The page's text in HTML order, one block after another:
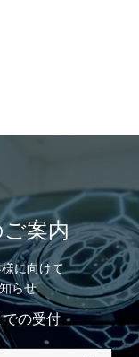
案内
に向けて
らせ
での受付